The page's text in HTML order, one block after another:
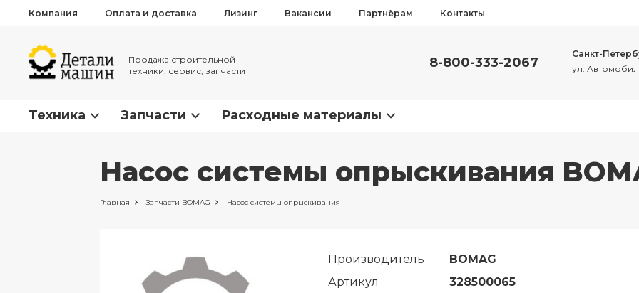
Компания Оплата и доставка Лизинг Вакансии Партнёрам Контакты
Продажа строительной
техники, сервис, запчасти
8-800-333-2067
Санкт-
ул.
Техника Запчасти Расходные материалы
Насос системы опрыскивания
Главная Запчасти BOMAG Насос системы опрыскивания
Производитель
BOMAG
Артикул
328500065